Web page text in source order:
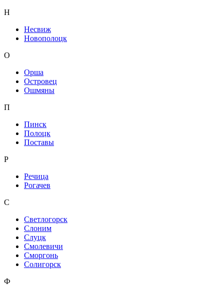
Н
Несвиж
Новополоцк
О
Орша
Островец
Ошмяны
П
Пинск
Полоцк
Поставы
Р
Речица
Рогачев
С
Светлогорск
Слоним
Слуцк
Смолевичи
Сморгонь
Солигорск
Ф